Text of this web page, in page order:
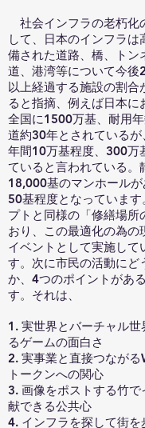
社会インフラの老朽化
して、日本のインフラ
備された道路、橋、トン
道、港湾等について今
以上経過する施設の割合
ると指摘、例えば日本に
全国に1500万基、耐用
道約30年とされている
年間10万基程度、300万
ていると言われている。
18,000基のマンホール
50基程度となっていま
プトと同様の「修繕場所
おり、この最適化の為の
イベントとして実施して
す。次に市民の活動にど
か、4つのポイントがあ
す。それは、
1. 実世界とバーチャル
るゲームの面白さ
2. 実事業と直接つながる
トークンへの関心
3. 画像をポストする竹
献できる公共心
4. インフラを探して街を